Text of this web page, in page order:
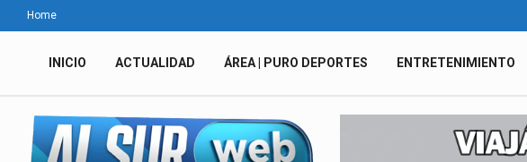
Home
INICIO ACTUALIDAD ÁREA | PURO DEPORTES ENTRETENIMIENTO